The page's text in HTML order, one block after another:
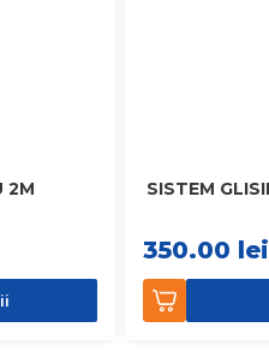
2M SISTEM
350.00 lei